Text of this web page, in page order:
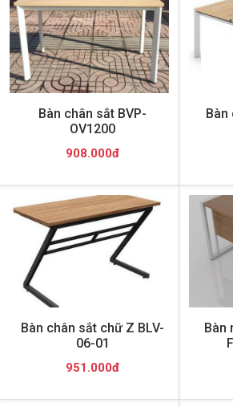
Bàn chân sắt BVP-
OV1200
908.000đ
Bàn
Bàn chân sắt chữ Z BLV-
06-01
951.000đ
Bàn